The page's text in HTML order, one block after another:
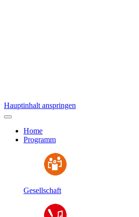
Hauptinhalt anspringen
Home
Programm
Gesellschaft